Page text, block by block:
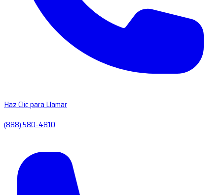
Haz Clic para Llamar
(888) 580-4810